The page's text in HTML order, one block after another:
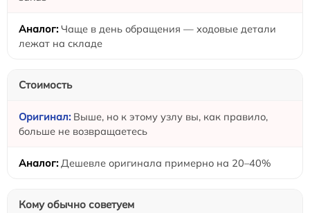
Чаще в день обращения — ходовые детали
лежат на складе
Стоимость
Выше, но к этому узлу вы, как правило,
больше не возвращаетесь
Дешевле оригинала примерно на 20–40%
Кому обычно советуем